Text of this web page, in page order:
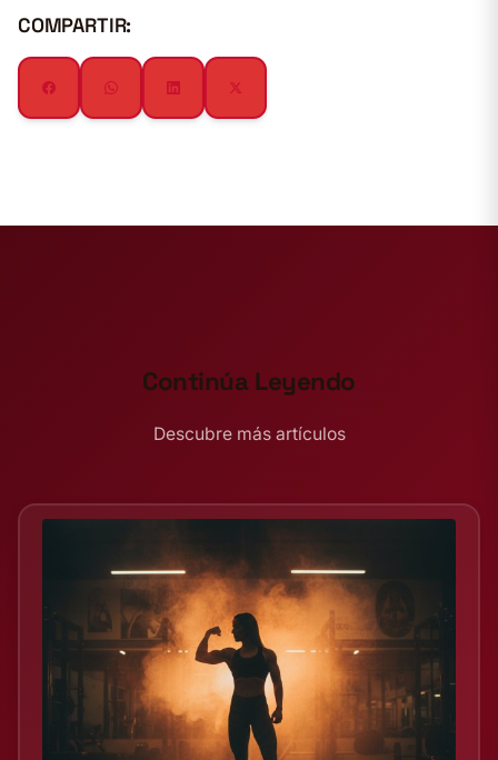
COMPARTIR:
Continúa Leyendo
Descubre más artículos